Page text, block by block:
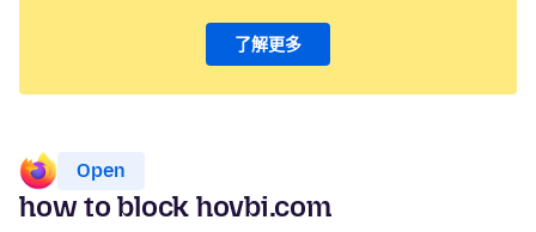
了解更多
Open
how to block hovbi.com